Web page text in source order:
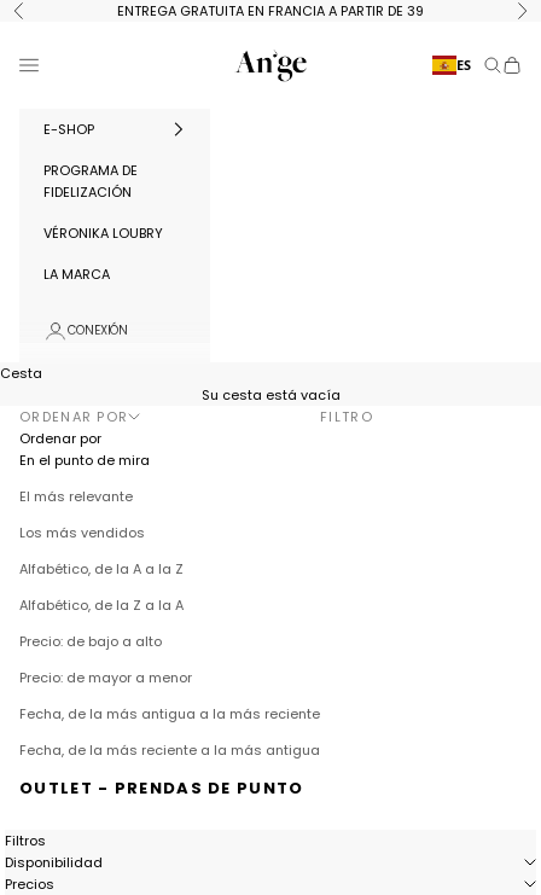
Ir al contenido
Anterior ENTREGA GRATUITA EN FRANCIA A PARTIR DE 39
Ange Paris
Menú ES Buscar
E-SHOP
PROGRAMA DE
FIDELIZACIÓN
VÉRONIKA LOUBRY
LA MARCA
CONEXIÓN
Cesta
Su cesta está vacía
ORDENAR POR
Ordenar por
En el punto de mira
El más relevante
Los más vendidos
Alfabético, de la A a la Z
Alfabético, de la Z a la A
Precio: de bajo a alto
Precio: de mayor a menor
Fecha, de la más antigua a la más reciente
Fecha, de la más reciente a la más antigua
FILTRO
OUTLET - PRENDAS DE PUNTO
Filtros
Disponibilidad
Precios